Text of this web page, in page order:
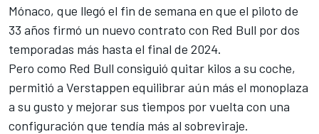
Mónaco, que llegó el fin de semana en que el piloto de
33 años firmó un nuevo contrato con Red Bull por dos
temporadas más hasta el final de 2024.
Pero como Red Bull consiguió quitar kilos a su coche,
permitió a Verstappen equilibrar aún más el monoplaza
a su gusto y mejorar sus tiempos por vuelta con una
configuración que tendía más al sobreviraje.